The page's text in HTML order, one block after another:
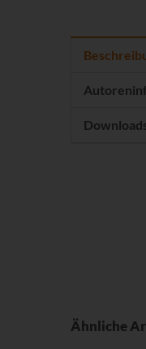
Ähnliche